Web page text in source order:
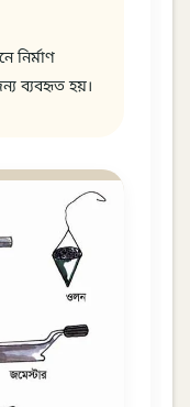
নির্মাণ
ব্যবহৃত হয়।